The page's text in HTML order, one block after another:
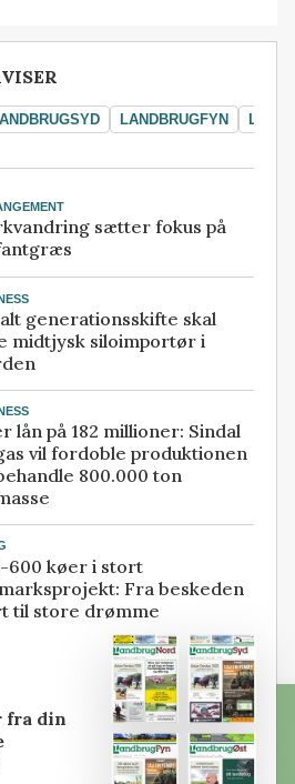
LANDBRUGFYN
sætter fokus på
generationsskifte skal
midtjysk siloimportør i
lån på 182 millioner: Sindal
vil fordoble produktionen
800.000 ton
600 køer i stort
Fra beskeden
til store drømme
fra din